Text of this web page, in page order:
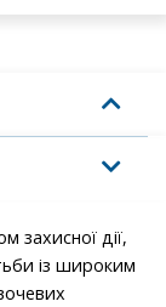
захисної дії,
із широким